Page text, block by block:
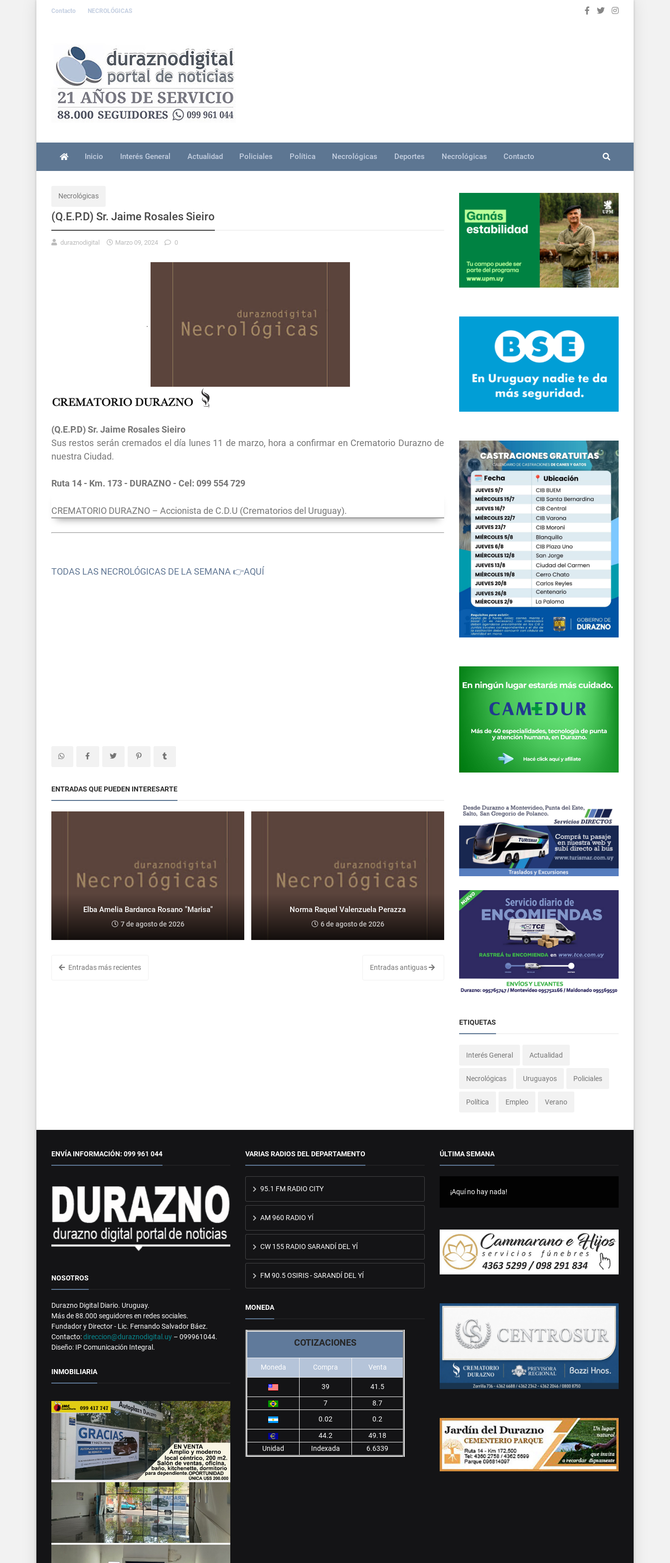
Contacto NECROLÓGICAS
Inicio Interés General Actualidad Policiales Política Necrológicas Deportes Necrológicas Contacto
Necrológicas
(Q.E.P.D) Sr. Jaime Rosales Sieiro
duraznodigital Marzo 09, 2024 0
.
(Q.E.P.D) Sr. Jaime Rosales Sieiro
Sus restos serán cremados el día lunes 11 de marzo, hora a confirmar en Crematorio Durazno de
nuestra Ciudad.
Ruta 14 - Km. 173 - DURAZNO - Cel: 099 554 729
CREMATORIO DURAZNO – Accionista de C.D.U (Crematorios del Uruguay).
TODAS LAS NECROLÓGICAS DE LA SEMANA 👉AQUÍ
ENTRADAS QUE PUEDEN INTERESARTE
Elba Amelia Bardanca Rosano "Marisa"
7 de agosto de 2026
Norma Raquel Valenzuela Perazza
6 de agosto de 2026
Entradas más recientes Entradas antiguas
ETIQUETAS
Interés General Actualidad
Necrológicas Uruguayos Policiales
Política Empleo Verano
ENVÍA INFORMACIÓN: 099 961 044
NOSOTROS
Durazno Digital Diario. Uruguay.
Más de 88.000 seguidores en redes sociales.
Fundador y Director - Lic. Fernando Salvador Báez.
Contacto:direccion@duraznodigital.uy – 099961044.
Diseño: IP Comunicación Integral.
INMOBILIARIA
VARIAS RADIOS DEL DEPARTAMENTO
95.1 FM RADIO CITY
AM 960 RADIO YÍ
CW 155 RADIO SARANDÍ DEL YÍ
FM 90.5 OSIRIS - SARANDÍ DEL YÍ
MONEDA
COTIZACIONES
Moneda Compra Venta
39 41.5
7
8.7
0.02
0.2
44.2
49.18
Unidad
Indexada 6.6339
ÚLTIMA SEMANA
¡Aquí no hay nada!